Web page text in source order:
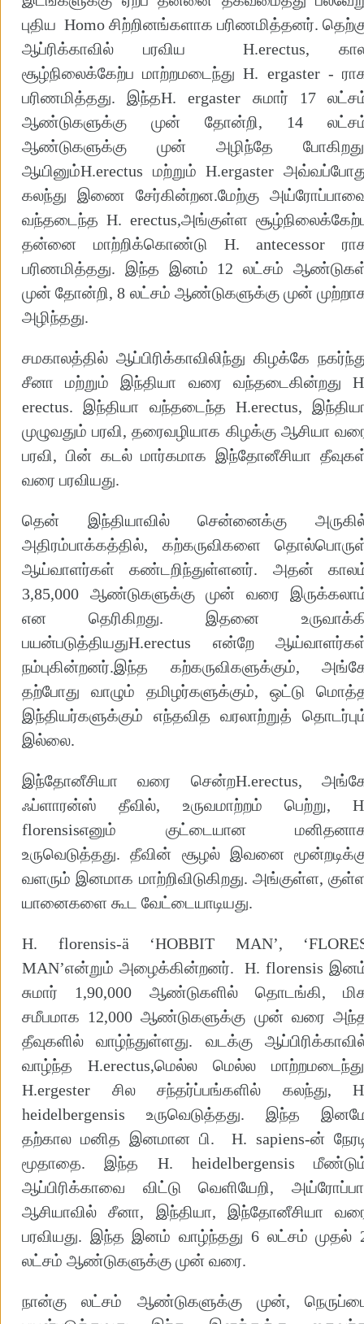
புதிய Homo சிற்றினங்களாக பரிணமித்தனர்.
ஆப்ரிக்காவில் பரவிய H.erectus,
சூழ்நிலைக்கேற்ப மாற்றமடைந்து H. ergaster -
பரிணமித்தது. இந்தH. ergaster சுமார் 17
ஆண்டுகளுக்கு முன் தோன்றி, 14
ஆண்டுகளுக்கு முன் அழிந்தே
ஆயினும்H.erectus மற்றும் H.ergaster
கலந்து இணை சேர்கின்றன.மேற்கு
வந்தடைந்த H. erectus,அங்குள்ள
தன்னை மாற்றிக்கொண்டு H. antecessor
பரிணமித்தது. இந்த இனம் 12 லட்சம்
முன் தோன்றி, 8 லட்சம் ஆண்டுகளுக்கு முன்
அழிந்தது.
சமகாலத்தில் ஆப்பிரிக்காவிலிந்து கிழக்கே
சீனா மற்றும் இந்தியா வரை வந்தடைகின்றது
erectus. இந்தியா வந்தடைந்த H.erectus,
முழுவதும் பரவி, தரைவழியாக கிழக்கு ஆசியா
பரவி, பின் கடல் மார்கமாக இந்தோனீசியா
வரை பரவியது.
தென் இந்தியாவில் சென்னைக்கு
அதிரம்பாக்கத்தில், கற்கருவிகளை
ஆய்வாளர்கள் கண்டறிந்துள்ளனர். அதன்
3,85,000 ஆண்டுகளுக்கு முன் வரை
என தெரிகிறது. இதனை
பயன்படுத்தியதுH.erectus என்றே
நம்புகின்றனர்.இந்த கற்கருவிகளுக்கும்,
தற்போது வாழும் தமிழர்களுக்கும், ஒட்டு
இந்தியர்களுக்கும் எந்தவித வரலாற்றுத்
இல்லை.
இந்தோனீசியா வரை சென்றH.erectus,
ஃப்ளாரன்ஸ் தீவில், உருவமாற்றம் பெற்று,
florensisஎனும் குட்டையான
உருவெடுத்தது. தீவின் சூழல் இவனை
வளரும் இனமாக மாற்றிவிடுகிறது. அங்குள்ள,
யானைகளை கூட வேட்டையாடியது.
H. florensis-ä ‘HOBBIT MAN’,
MAN’என்றும் அழைக்கின்றனர். H. florensis
சுமார் 1,90,000 ஆண்டுகளில் தொடங்கி,
சமீபமாக 12,000 ஆண்டுகளுக்கு முன் வரை
தீவுகளில் வாழ்ந்துள்ளது. வடக்கு
வாழ்ந்த H.erectus,மெல்ல மெல்ல
H.ergester சில சந்தர்ப்பங்களில் கலந்து,
heidelbergensis உருவெடுத்தது. இந்த
தற்கால மனித இனமான பி. H. sapiens-ன்
மூதாதை. இந்த H. heidelbergensis
ஆப்பிரிக்காவை விட்டு வெளியேறி,
ஆசியாவில் சீனா, இந்தியா, இந்தோனீசியா
பரவியது. இந்த இனம் வாழ்ந்தது 6 லட்சம் முதல்
லட்சம் ஆண்டுகளுக்கு முன் வரை.
நான்கு லட்சம் ஆண்டுகளுக்கு முன்,